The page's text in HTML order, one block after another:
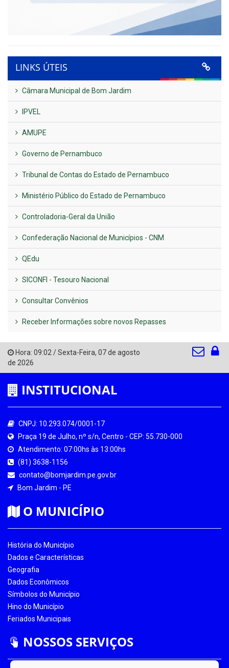
LINKS ÚTEIS
Câmara Municipal de Bom Jardim
IPVEL
AMUPE
Governo de Pernambuco
Tribunal de Contas do Estado de Pernambuco
Ministério Público do Estado de Pernambuco
Controladoria-Geral da União
Confederação Nacional de Municípios - CNM
QEdu
SICONFI - Tesouro Nacional
Consultar Convênios
Receber Informações sobre novos Repasses
Hora: 09:02 /Sexta-Feira, 07 de agosto
de 2026
INSTITUCIONAL
CNPJ: 10.293.074/0001-17
Praça 19 de Julho, nº s/n, Centro - CEP: 55.730-000
Atendimento: 07:00hs às 13:00hs
(81) 3638-1156
contato@bomjardim.pe.gov.br
Bom Jardim - PE
O MUNICÍPIO
História do Município
Dados e Características
Geografia
Dados Econômicos
Símbolos do Município
Hino do Município
Feriados Municipais
NOSSOS SERVIÇOS